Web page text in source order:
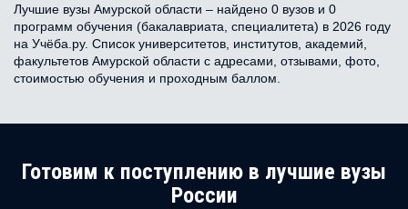
Лучшие вузы Амурской области – найдено 0 вузов и 0
программ обучения (бакалавриата, специалитета) в 2026 году
на Учёба.ру. Список университетов, институтов, академий,
факультетов Амурской области с адресами, отзывами, фото,
стоимостью обучения и проходным баллом.
Готовим к поступлению в лучшие вузы
России